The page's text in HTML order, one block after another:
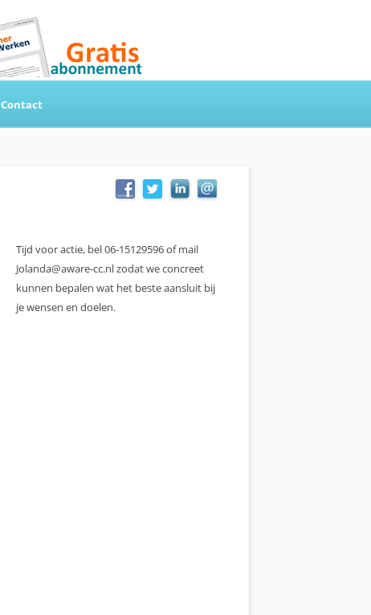
Contact
Tijd voor actie, bel 06-15129596 of mail
Jolanda@aware-cc.nl zodat we concreet
kunnen bepalen wat het beste aansluit bij
je wensen en doelen.